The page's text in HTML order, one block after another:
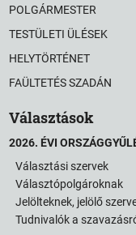
POLGÁRMESTER
TESTÜLETI ÜLÉSEK
HELYTÖRTÉNET
FAÜLTETÉS SZADÁN
Választások
2026. ÉVI
Választási szervek
Választópolgároknak
Jelölteknek, jelölő
Tudnivalók a